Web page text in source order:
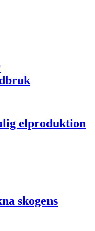
elproduktion
skogens